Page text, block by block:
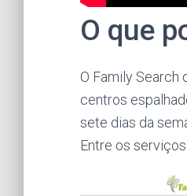
O que
O Family Search
centros
sete dias da
Entre os